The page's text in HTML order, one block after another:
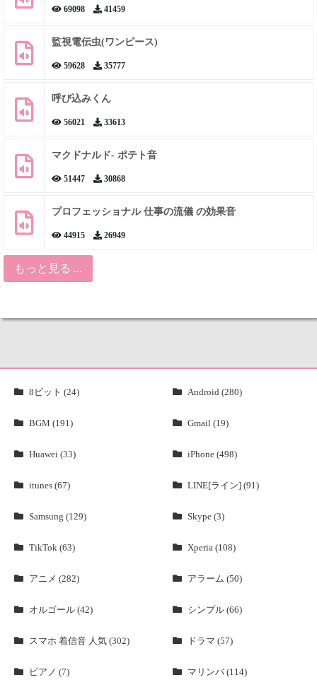
69098 41459
監視電伝虫(ワンピース)
59628 35777
呼び込みくん
56021 33613
マクドナルド- ポテト音
51447 30868
プロフェッショナル 仕事の流儀 の効果音
44915 26949
もっと見る ...
8ビット (24) Android (280)
BGM (191) Gmail (19)
Huawei (33) iPhone (498)
itunes (67) LINE[ライン] (91)
Samsung (129) Skype (3)
TikTok (63) Xperia (108)
アニメ (282) アラーム (50)
オルゴール (42) シンプル (66)
スマホ 着信音 人気 (302) ドラマ (57)
ピアノ (7) マリンバ (114)